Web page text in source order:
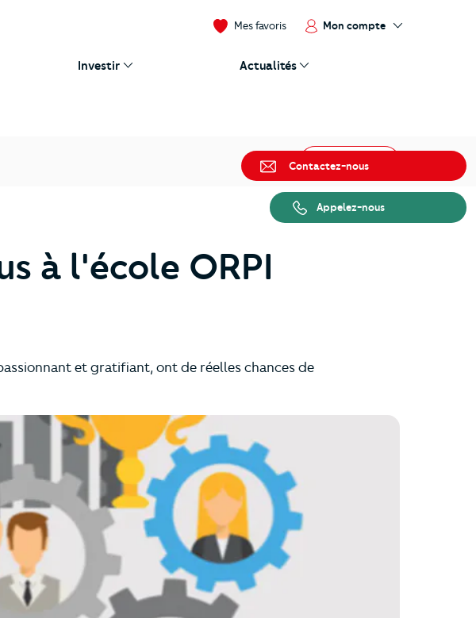
Mes favoris Mon compte
Investir Actualités
à l'école ORPI
et gratifiant, ont de réelles chances de
Contactez-nous
Appelez-nous